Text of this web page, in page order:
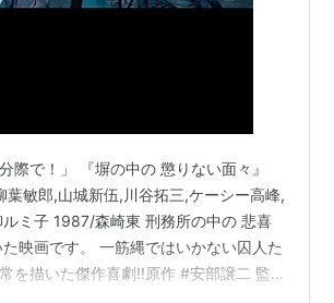
際で！」 『塀の中の 懲りない面々』
葉敏郎,山城新伍,川谷拓三,ケーシー高峰,
ミ子 1987/森崎東 刑務所の中の 悲喜
映画です。 一筋縄ではいかない囚人た
を描いた傑作喜劇‼️原作 #安部譲二 監督